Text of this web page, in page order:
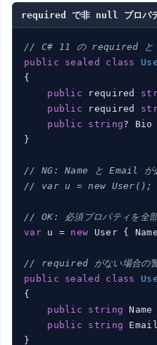
required で非 null プロパテ
// C# 11 の required と
public
sealed class
{
public required
public required
public
string?
}
// NG: Name と Email が必
// var u = new User();
// OK: 必須プロパティを全
var u = new User {
// required がない場合の警
public
sealed class
{
public
string
public
string